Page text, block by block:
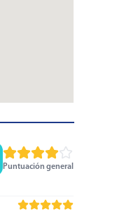
Puntuación general